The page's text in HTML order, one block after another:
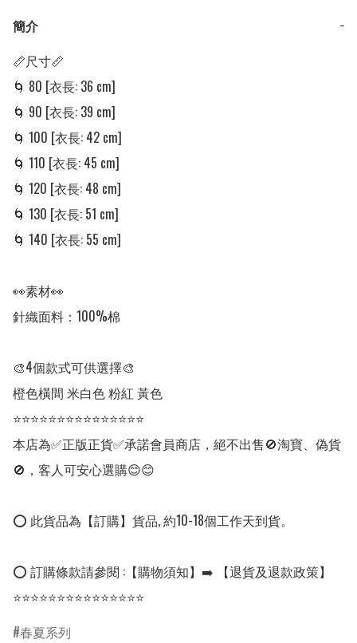
簡介
−
📏尺寸📏
🌀 80 [衣長: 36 cm]
🌀 90 [衣長: 39 cm]
🌀 100 [衣長: 42 cm]
🌀 110 [衣長: 45 cm]
🌀 120 [衣長: 48 cm]
🌀 130 [衣長: 51 cm]
🌀 140 [衣長: 55 cm]
👀素材👀
針織面料：100%棉
🎨4個款式可供選擇🎨
橙色橫間 米白色 粉紅 黃色
⭐⭐⭐⭐⭐⭐⭐⭐⭐⭐⭐⭐⭐⭐⭐
本店為✅正版正貨✅承諾會員商店，絕不出售🚫淘寶、偽貨
🚫，客人可安心選購😊😊
⭕ 此貨品為【訂購】貨品, 約10-18個工作天到貨。
⭕ 訂購條款請參閱 :【購物須知】➡️ 【退貨及退款政策】
⭐⭐⭐⭐⭐⭐⭐⭐⭐⭐⭐⭐⭐⭐⭐
春夏系列